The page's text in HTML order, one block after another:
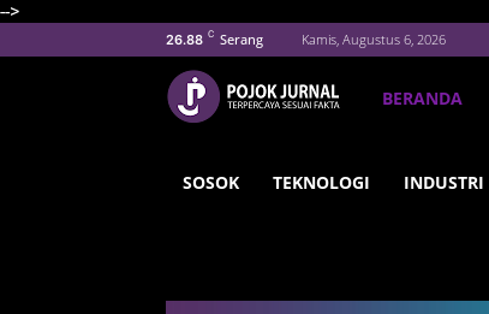
-->
26.88 C Serang Kamis, Augustus 6, 2026
BERANDA
SOSOK TEKNOLOGI INDUSTRI